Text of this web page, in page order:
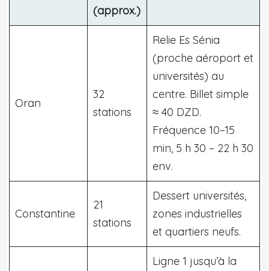
(approx.)
Oran
32
stations
Relie Es Sénia
(proche aéroport et
universités) au
centre. Billet simple
≈ 40 DZD.
Fréquence 10–15
min, 5 h 30 – 22 h 30
env.
Constantine
21
stations
Dessert universités,
zones industrielles
et quartiers neufs.
Ligne 1 jusqu’à la